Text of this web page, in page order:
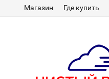
Магазин Где купить